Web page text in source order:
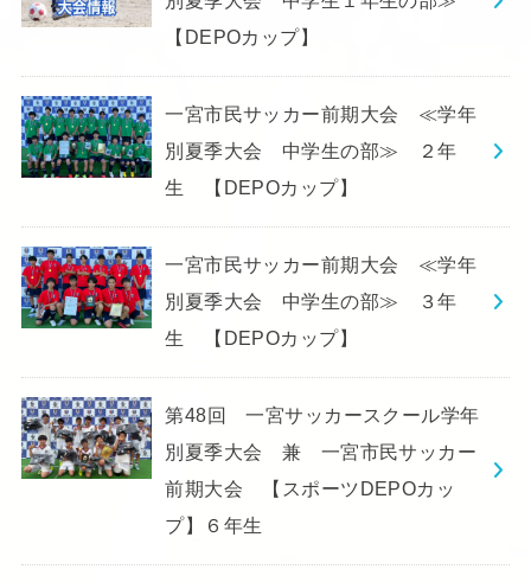
【DEPOカップ】
一宮市民サッカー前期大会 ≪学年
別夏季大会 中学生の部≫ ２年
生 【DEPOカップ】
一宮市民サッカー前期大会 ≪学年
別夏季大会 中学生の部≫ ３年
生 【DEPOカップ】
第48回 一宮サッカースクール学年
別夏季大会 兼 一宮市民サッカー
前期大会 【スポーツDEPOカッ
プ】６年生